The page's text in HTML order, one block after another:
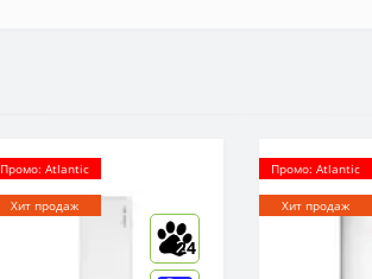
Промо: Atlantic
Хит продаж
24
Промо: Atlantic
Хит продаж